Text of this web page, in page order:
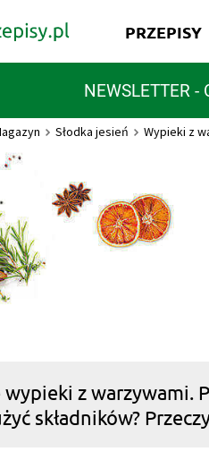
NEWSLETTER
PRZEPISY
Słodka jesień Wypieki z
wypieki z warzywami.
składników?